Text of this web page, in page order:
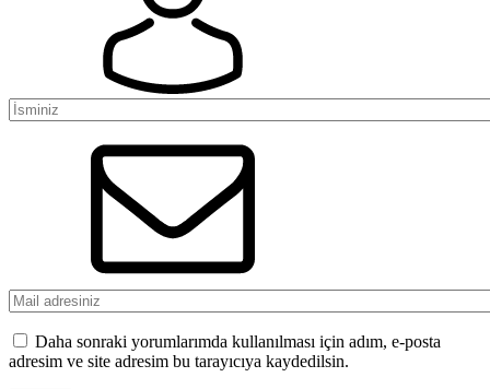
Daha sonraki yorumlarımda kullanılması için adım, e-posta
adresim ve site adresim bu tarayıcıya kaydedilsin.